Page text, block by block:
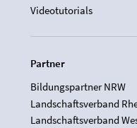
Videotutorials
Partner
Bildungspartner NRW
Landschaftsverband
Landschaftsverband